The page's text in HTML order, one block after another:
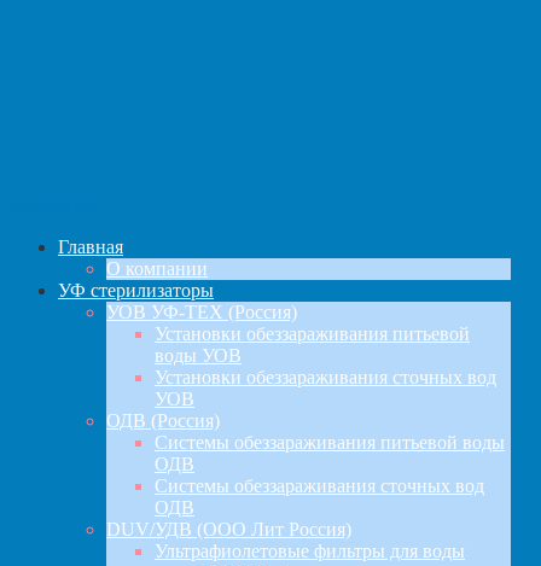
Главная
О компании
УФ стерилизаторы
УОВ УФ-ТЕХ (Россия)
Установки обеззараживания питьевой
воды УОВ
Установки обеззараживания сточных вод
УОВ
ОДВ (Россия)
Системы обеззараживания питьевой воды
ОДВ
Системы обеззараживания сточных вод
ОДВ
DUV/УДВ (ООО Лит Россия)
Ультрафиолетовые фильтры для воды